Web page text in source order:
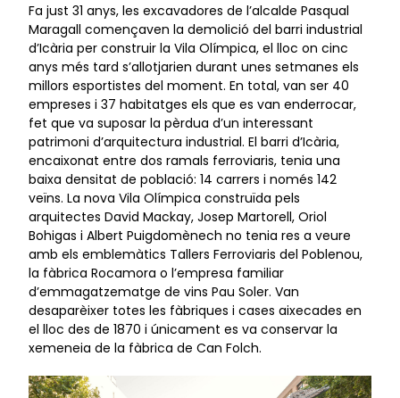
Fa just 31 anys, les excavadores de l’alcalde Pasqual
Maragall començaven la demolició del barri industrial
d’Icària per construir la Vila Olímpica, el lloc on cinc
anys més tard s’allotjarien durant unes setmanes els
millors esportistes del moment. En total, van ser 40
empreses i 37 habitatges els que es van enderrocar,
fet que va suposar la pèrdua d’un interessant
patrimoni d’arquitectura industrial. El barri d’Icària,
encaixonat entre dos ramals ferroviaris, tenia una
baixa densitat de població: 14 carrers i només 142
veïns. La nova Vila Olímpica construïda pels
arquitectes David Mackay, Josep Martorell, Oriol
Bohigas i Albert Puigdomènech no tenia res a veure
amb els emblemàtics Tallers Ferroviaris del Poblenou,
la fàbrica Rocamora o l’empresa familiar
d’emmagatzematge de vins Pau Soler. Van
desaparèixer totes les fàbriques i cases aixecades en
el lloc des de 1870 i únicament es va conservar la
xemeneia de la fàbrica de Can Folch.